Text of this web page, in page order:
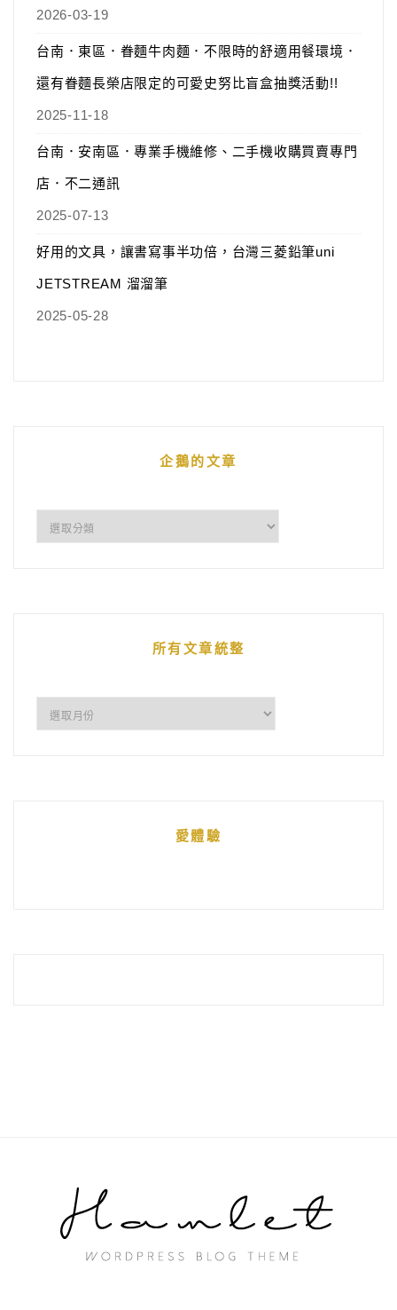
2026-03-19
台南．東區．眷麵牛肉麵．不限時的舒適用餐環境．
還有眷麵長榮店限定的可愛史努比盲盒抽獎活動!!
2025-11-18
台南．安南區．專業手機維修、二手機收購買賣專門
店．不二通訊
2025-07-13
好用的文具，讓書寫事半功倍，台灣三菱鉛筆uni
JETSTREAM 溜溜筆
2025-05-28
企鵝的文章
所有文章統整
愛體驗